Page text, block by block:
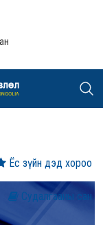
Судалгааны сан
Ёс зүйн дэд хороо